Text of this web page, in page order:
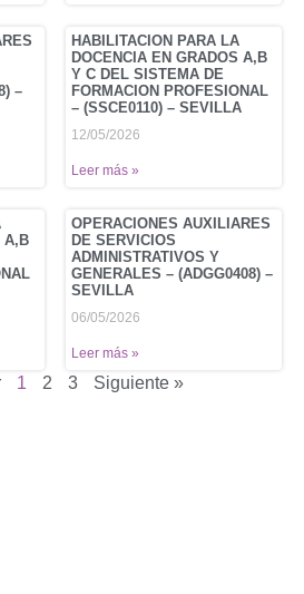
–
HABILITACION PARA LA
DOCENCIA EN GRADOS A,B
Y C DEL SISTEMA DE
FORMACION PROFESIONAL
– (SSCE0110) – SEVILLA
12/05/2026
Leer más »
A,B
OPERACIONES AUXILIARES
DE SERVICIOS
ADMINISTRATIVOS Y
GENERALES – (ADGG0408) –
SEVILLA
06/05/2026
Leer más »
1 2 3 Siguiente »